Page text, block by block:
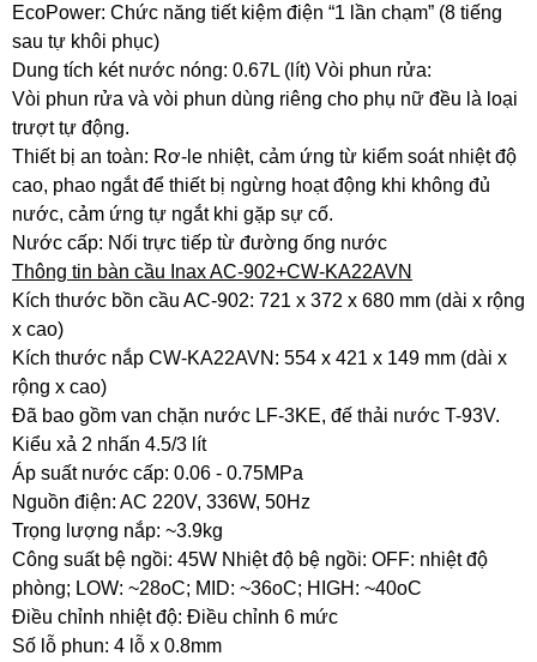
EcoPower: Chức năng tiết kiệm điện “1 lần chạm” (8 tiếng
sau tự khôi phục)
Dung tích két nước nóng: 0.67L (lít) Vòi phun rửa:
Vòi phun rửa và vòi phun dùng riêng cho phụ nữ đều là loại
trượt tự động.
Thiết bị an toàn: Rơ-le nhiệt, cảm ứng từ kiểm soát nhiệt độ
cao, phao ngắt để thiết bị ngừng hoạt động khi không đủ
nước, cảm ứng tự ngắt khi gặp sự cố.
Nước cấp: Nối trực tiếp từ đường ống nước
Thông tin bàn cầu Inax AC-902+CW-KA22AVN
Kích thước bồn cầu AC-902: 721 x 372 x 680 mm (dài x rộng
x cao)
Kích thước nắp CW-KA22AVN: 554 x 421 x 149 mm (dài x
rộng x cao)
Đã bao gồm van chặn nước LF-3KE, đế thải nước T-93V.
Kiểu xả 2 nhấn 4.5/3 lít
Áp suất nước cấp: 0.06 - 0.75MPa
Nguồn điện: AC 220V, 336W, 50Hz
Trọng lượng nắp: ~3.9kg
Công suất bệ ngồi: 45W Nhiệt độ bệ ngồi: OFF: nhiệt độ
phòng; LOW: ~28oC; MID: ~36oC; HIGH: ~40oC
Điều chỉnh nhiệt độ: Điều chỉnh 6 mức
Số lỗ phun: 4 lỗ x 0.8mm